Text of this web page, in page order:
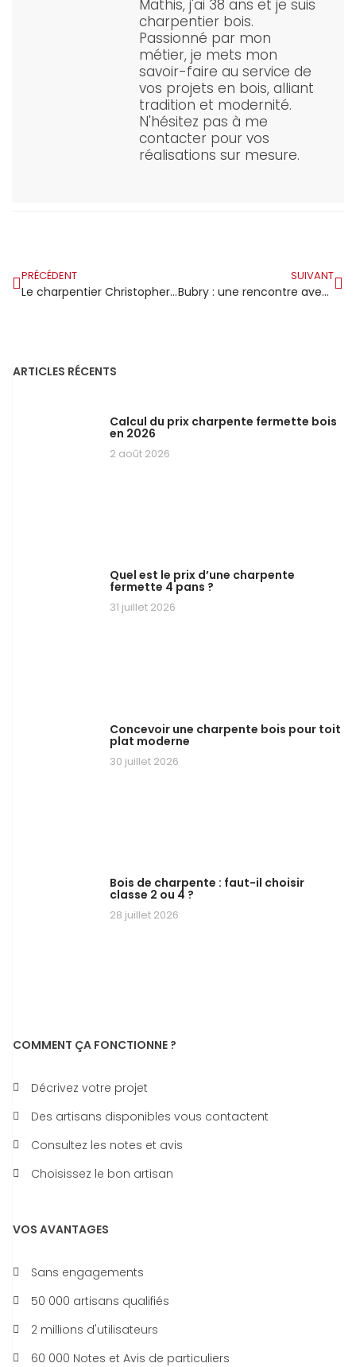
Mathis, j'ai 38 ans et je suis
charpentier bois.
Passionné par mon
métier, je mets mon
savoir-faire au service de
vos projets en bois, alliant
tradition et modernité.
N'hésitez pas à me
contacter pour vos
réalisations sur mesure.
PRÉCÉDENT
Le charpentier Christopher Larooze débute une nouvelle aventure à Bubry avec sa société Larooze Charpente Bois
SUIVANT
Bubry : une rencontre avec Christopher Larooze de Larooze Charpente Bois
ARTICLES RÉCENTS
Calcul du prix charpente fermette bois
en 2026
2 août 2026
Quel est le prix d’une charpente
fermette 4 pans ?
31 juillet 2026
Concevoir une charpente bois pour toit
plat moderne
30 juillet 2026
Bois de charpente : faut-il choisir
classe 2 ou 4 ?
28 juillet 2026
COMMENT ÇA FONCTIONNE ?
Décrivez votre projet
Des artisans disponibles vous contactent
Consultez les notes et avis
Choisissez le bon artisan
VOS AVANTAGES
Sans engagements
50 000 artisans qualifiés
2 millions d'utilisateurs
60 000 Notes et Avis de particuliers